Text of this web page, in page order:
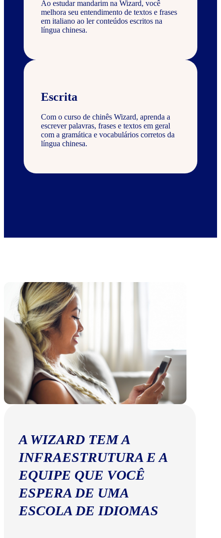
Ao estudar mandarim na Wizard, você
melhora seu entendimento de textos e frases
em italiano ao ler conteúdos escritos na
língua chinesa.
Escrita
Com o curso de chinês Wizard, aprenda a
escrever palavras, frases e textos em geral
com a gramática e vocabulários corretos da
língua chinesa.
A WIZARD TEM A
INFRAESTRUTURA E A
EQUIPE QUE VOCÊ
ESPERA DE UMA
ESCOLA DE IDIOMAS